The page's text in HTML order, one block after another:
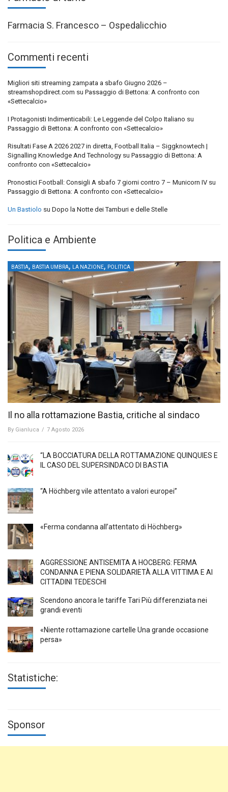
Farmacia S. Francesco – Ospedalicchio
Commenti recenti
Migliori siti streaming zampata a sbafo Giugno 2026 –
streamshopdirect.com su Passaggio di Bettona: A confronto con
«Settecalcio»
I Protagonisti Indimenticabili: Le Leggende del Colpo Italiano su
Passaggio di Bettona: A confronto con «Settecalcio»
Risultati Fase A 2026 2027 in diretta, Football Italia – Siggknowtech |
Signalling Knowledge And Technology su Passaggio di Bettona: A
confronto con «Settecalcio»
Pronostici Football: Consigli A sbafo 7 giorni contro 7 – Municorn IV su
Passaggio di Bettona: A confronto con «Settecalcio»
Un Bastiolo su Dopo la Notte dei Tamburi e delle Stelle
Politica e Ambiente
BASTIA, BASTIA UMBRA, LA NAZIONE, POLITICA
Il no alla rottamazione Bastia, critiche al sindaco
By Gianluca / 7 Agosto 2026
“LA BOCCIATURA DELLA ROTTAMAZIONE QUINQUIES E
IL CASO DEL SUPERSINDACO DI BASTIA
“A Höchberg vile attentato a valori europei”
«Ferma condanna all’attentato di Höchberg»
AGGRESSIONE ANTISEMITA A HÖCBERG: FERMA
CONDANNA E PIENA SOLIDARIETÀ ALLA VITTIMA E AI
CITTADINI TEDESCHI
Scendono ancora le tariffe Tari Più differenziata nei
grandi eventi
«Niente rottamazione cartelle Una grande occasione
persa»
Statistiche:
Sponsor